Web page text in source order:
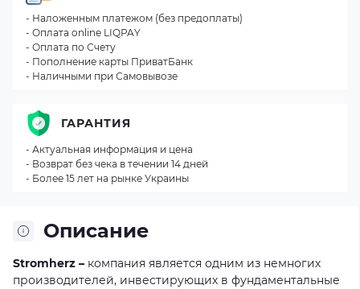
Описание
Stromherz – компания является одним из немногих
производителей, инвестирующих в фундаментальные
- Наложенным платежом (без предоплаты)
- Оплата online LIQPAY
- Оплата по Счету
- Пополнение карты ПриватБанк
- Наличными при Самовывозе
ГАРАНТИЯ
- Актуальная информация и цена
- Возврат без чека в течении 14 дней
- Более 15 лет на рынке Украины